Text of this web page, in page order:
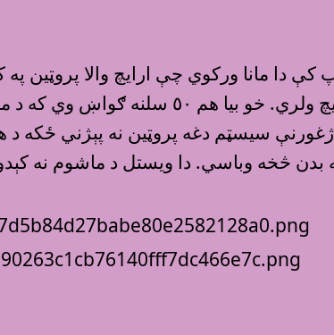
دا مانا ورکوي چې ارايچ والا پروټين
مسبت(ث) او مور منپي ارايچ
سيسټم دغه پروټين نه پېژني ځکه د
بدن څخه وباسي. دا ويستل د ماشوم نه